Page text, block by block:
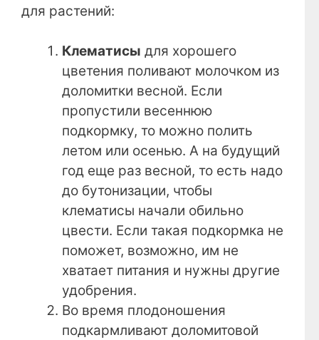
для растений:
Клематисы для хорошего
цветения поливают молочком из
доломитки весной. Если
пропустили весеннюю
подкормку, то можно полить
летом или осенью. А на будущий
год еще раз весной, то есть надо
до бутонизации, чтобы
клематисы начали обильно
цвести. Если такая подкормка не
поможет, возможно, им не
хватает питания и нужны другие
удобрения.
Во время плодоношения
подкармливают доломитовой